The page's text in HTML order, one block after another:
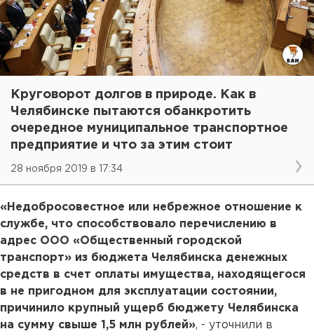
Круговорот долгов в природе. Как в
Челябинске пытаются обанкротить
очередное муниципальное транспортное
предприятие и что за этим стоит
28 ноября 2019 в 17:34
«Недобросовестное или небрежное отношение к
службе, что способствовало перечислению в
адрес ООО «Общественный городской
транспорт» из бюджета Челябинска денежных
средств в счет оплаты имущества, находящегося
в не пригодном для эксплуатации состоянии,
причинило крупный ущерб бюджету Челябинска
на сумму свыше 1,5 млн рублей», - уточнили в